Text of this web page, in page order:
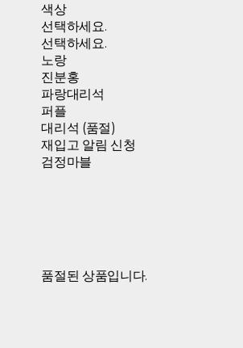
색상
선택하세요.
선택하세요.
노랑
진분홍
파랑대리석
퍼플
대리석 (품절)
재입고 알림 신청
검정마블
품절된 상품입니다.